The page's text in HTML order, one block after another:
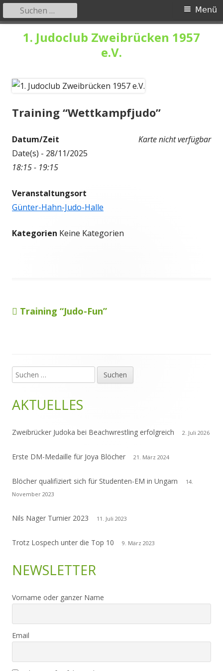
1. Judoclub Zweibrücken 1957
e.V.
Primäres
Menü
Menü
Suchen
nach:
Training “Wettkampfjudo”
Karte nicht verfügbar
Datum/Zeit
Date(s) - 28/11/2025
18:15 - 19:15
Veranstaltungsort
Günter-Hahn-Judo-Halle
Kategorien Keine Kategorien
Beitragsnavigation
Vorheriger
Training “Judo-Fun”
Haupt-
Seitenleiste
Suchen
nach:
AKTUELLES
Zweibrücker Judoka bei Beachwrestling erfolgreich 2. Juli 2026
Erste DM-Medaille für Joya Blöcher 21. März 2024
Blöcher qualifiziert sich für Studenten-EM in Ungarn
14.
November 2023
Nils Nager Turnier 2023 11. Juli 2023
Trotz Lospech unter die Top 10 9. März 2023
NEWSLETTER
Vorname oder ganzer Name
Email